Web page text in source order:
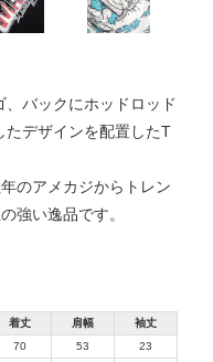
バックにホッドロッド
デザインを配置したT
のアメカジからトレン
強い逸品です。
着丈 肩幅
袖丈
70 53
23